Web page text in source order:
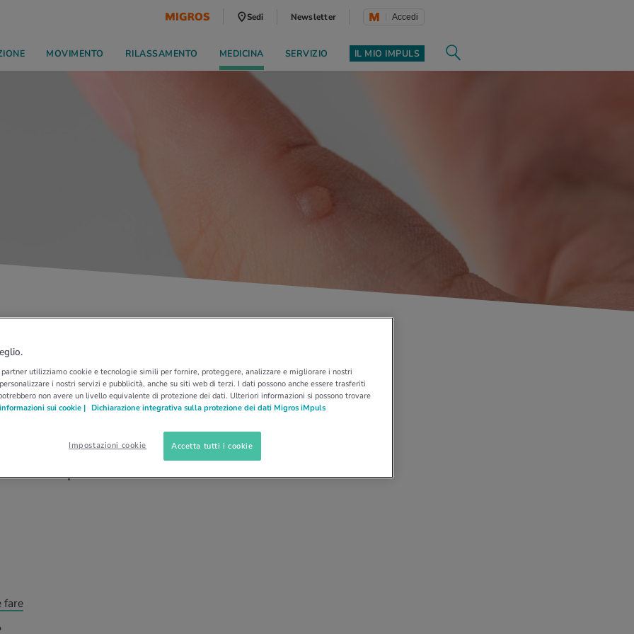
Sedi Newsletter Accedi
MOVIMENTO RILASSAMENTO MEDICINA SERVIZIO IL MIO IMPULS
verruche: quali tipi
trattarle
e in diverse parti del corpo: verruche. Un
sulle mani, mentre si presentano in circa un
Cosa si può fare?
fare
utilizziamo cookie e tecnologie simili per fornire, proteggere, analizzare e migliorare i nostri
i nostri servizi e pubblicità, anche su siti web di terzi. I dati possono anche essere trasferiti
non avere un livello equivalente di protezione dei dati. Ulteriori informazioni si possono trovare
informazioni sui cookie | Dichiarazione integrativa sulla protezione dei dati Migros iMpuls
Impostazioni cookie Accetta tutti i cookie